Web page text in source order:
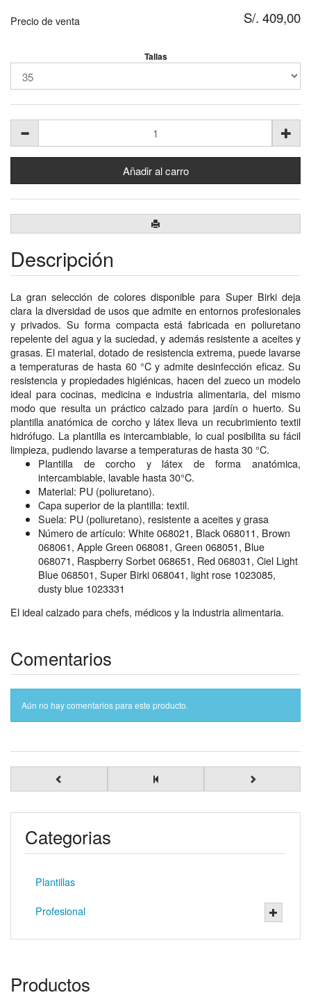
Precio de venta S/. 409,00
Tallas
Descripción
La gran selección de colores disponible para Super Birki deja
clara la diversidad de usos que admite en entornos profesionales
y privados. Su forma compacta está fabricada en poliuretano
repelente del agua y la suciedad, y además resistente a aceites y
grasas. El material, dotado de resistencia extrema, puede lavarse
a temperaturas de hasta 60 °C y admite desinfección eficaz. Su
resistencia y propiedades higiénicas, hacen del zueco un modelo
ideal para cocinas, medicina e industria alimentaria, del mismo
modo que resulta un práctico calzado para jardín o huerto. Su
plantilla anatómica de corcho y látex lleva un recubrimiento textil
hidrófugo. La plantilla es intercambiable, lo cual posibilita su fácil
limpieza, pudiendo lavarse a temperaturas de hasta 30 °C.
Plantilla de corcho y látex de forma anatómica,
intercambiable, lavable hasta 30°C.
Material: PU (poliuretano).
Capa superior de la plantilla: textil.
Suela: PU (poliuretano), resistente a aceites y grasa
Número de artículo: White 068021, Black 068011, Brown
068061, Apple Green 068081, Green 068051, Blue
068071, Raspberry Sorbet 068651, Red 068031, Ciel Light
Blue 068501, Super Birki 068041, light rose 1023085,
dusty blue 1023331
El ideal calzado para chefs, médicos y la industria alimentaria.
Comentarios
Aún no hay comentarios para este producto.
Categorias
Plantillas
Profesional
Productos